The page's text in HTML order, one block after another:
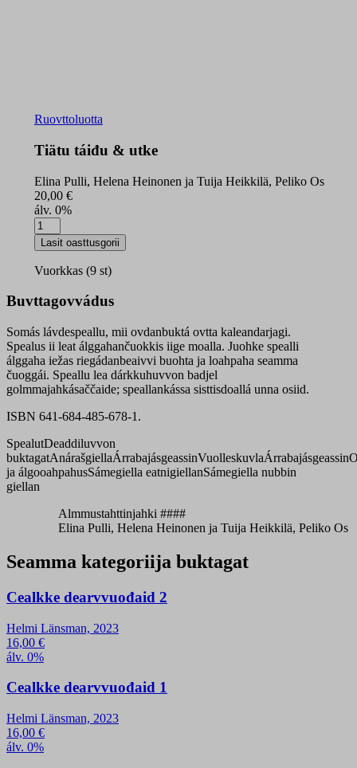
Ruovttoluotta
Tiätu táiđu & utke
Elina Pulli, Helena Heinonen ja Tuija Heikkilä, Peliko Os
20,00 €
álv. 0%
Tiätu
táiđu
&
utke
Lasit oasttusgorii
Vuorkkas (9 st)
Buvttagovvádus
Somás lávdespeallu, mii ovdanbuktá ovtta kaleandarjagi.
Spealus ii leat álggahančuokkis iige moalla. Juohke spealli
álggaha iežas riegádanbeaivvi buohta ja loahpaha seamma
čuoggái. Speallu lea dárkkuhuvvon badjel
golmmajahkásaččaide; speallankássa sisttisdoallá unna osiid.
ISBN 641-684-485-678-1.
SpealutDeaddiluvvon
buktagatAnárašgiellaÁrrabajásgeassinVuolleskuvlaÁrrabajásgeassin
ja álgooahpahusSámegiella eatnigiellanSámegiella nubbin
giellan
Almmustahttinjahki ####
Elina Pulli, Helena Heinonen ja Tuija Heikkilä, Peliko Os
Seamma kategoriija buktagat
Cealkke dearvvuođaid 2
Helmi Länsman, 2023
16,00 €
álv. 0%
Cealkke dearvvuođaid 1
Helmi Länsman, 2023
16,00 €
álv. 0%